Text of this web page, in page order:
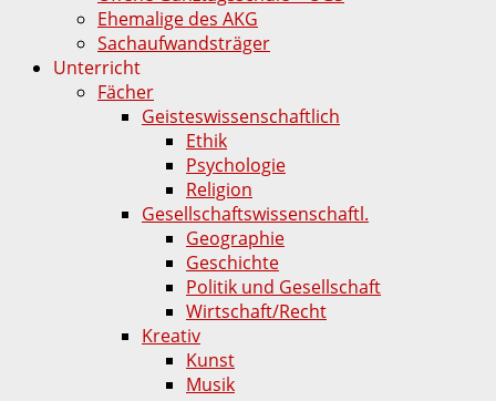
Ehemalige des AKG
Sachaufwandsträger
Unterricht
Fächer
Geisteswissenschaftlich
Ethik
Psychologie
Religion
Gesellschaftswissenschaftl.
Geographie
Geschichte
Politik und Gesellschaft
Wirtschaft/Recht
Kreativ
Kunst
Musik